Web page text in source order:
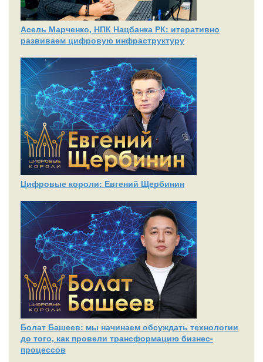
Асель Марченко, НПК Нацбанка РК: итеративно
развиваем цифровую инфраструктуру
Цифровые короли: Евгений Щербинин
Болат Башеев: мы начинаем обсуждать технологии
до того, как провели трансформацию бизнес-
процессов